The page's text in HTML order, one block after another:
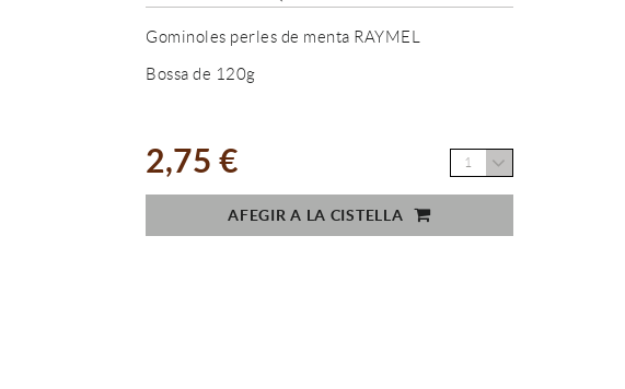
Gominoles perles de menta RAYMEL
Bossa de 120g
2,75 € 1
AFEGIR A LA CISTELLA